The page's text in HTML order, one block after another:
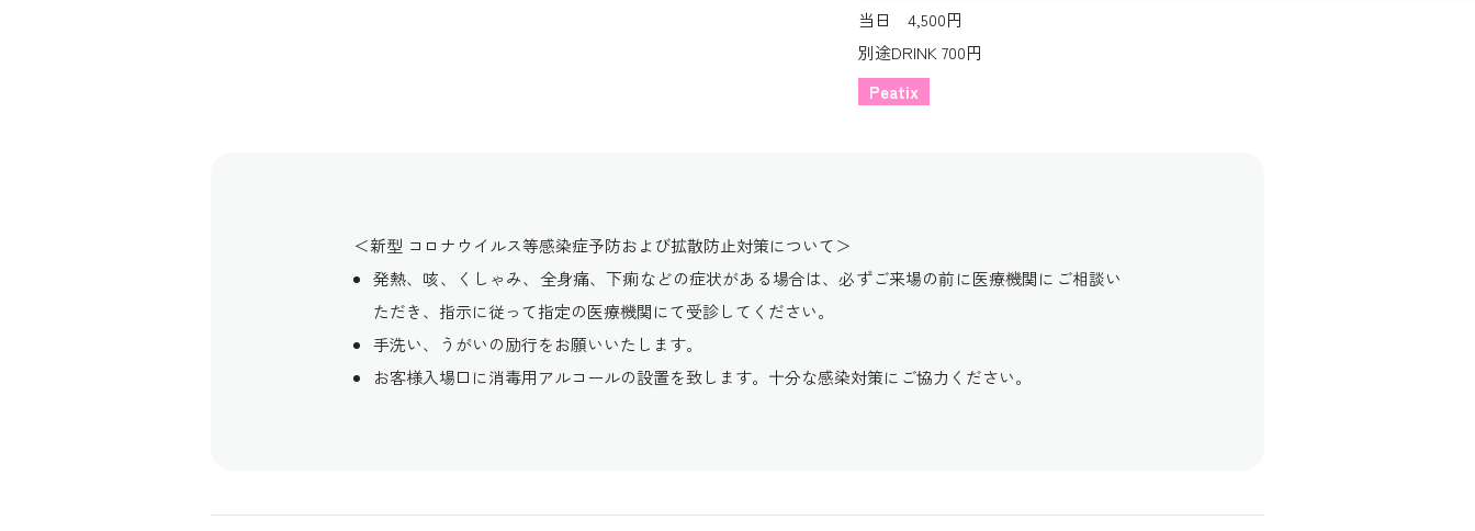
当日 4,500円
別途DRINK 700円
Peatix
＜新型 コロナウイルス等感染症予防および拡散防止対策について＞
発熱、咳、くしゃみ、全身痛、下痢などの症状がある場合は、必ずご来場の前に医療機関にご相談い
ただき、指示に従って指定の医療機関にて受診してください。
手洗い、うがいの励行をお願いいたします。
お客様入場口に消毒用アルコールの設置を致します。十分な感染対策にご協力ください。